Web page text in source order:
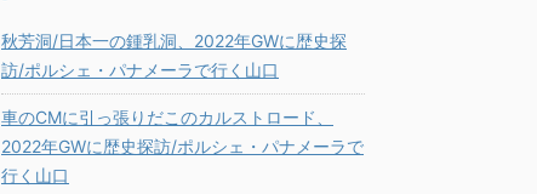
秋芳洞/日本一の鍾乳洞、2022年GWに歴史探
訪/ポルシェ・パナメーラで行く山口
車のCMに引っ張りだこのカルストロード、
2022年GWに歴史探訪/ポルシェ・パナメーラで
行く山口